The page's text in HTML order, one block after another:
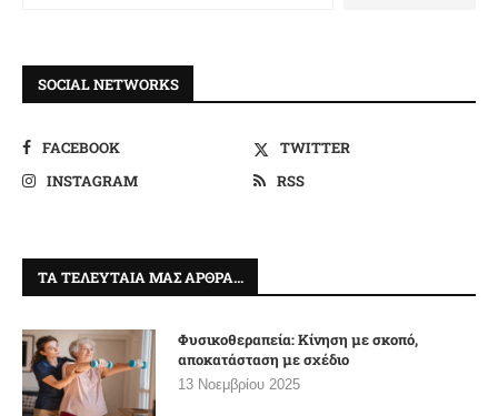
SOCIAL NETWORKS
FACEBOOK
TWITTER
INSTAGRAM
RSS
ΤΑ ΤΕΛΕΥΤΑΊΑ ΜΑΣ ΆΡΘΡΑ…
Φυσικοθεραπεία: Κίνηση με σκοπό,
αποκατάσταση με σχέδιο
13 Νοεμβρίου 2025